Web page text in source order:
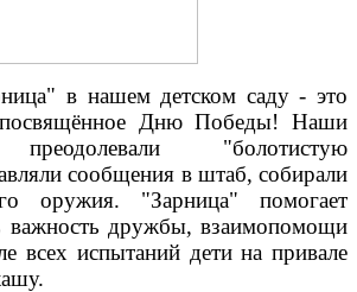
в нашем детском саду - это
посвящённое Дню Победы! Наши
"болотистую
сообщения в штаб, собирали
оружия. "Зарница" помогает
дружбы, взаимопомощи
всех испытаний дети на привале